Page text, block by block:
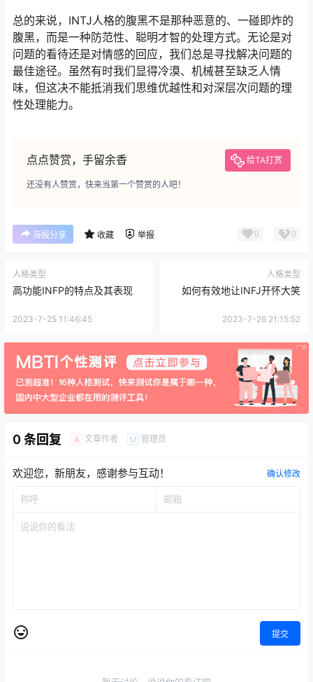
总的来说，INTJ人格的腹黑不是那种恶意的、一碰即炸的
腹黑，而是一种防范性、聪明才智的处理方式。无论是对
问题的看待还是对情感的回应，我们总是寻找解决问题的
最佳途径。虽然有时我们显得冷漠、机械甚至缺乏人情
味，但这决不能抵消我们思维优越性和对深层次问题的理
性处理能力。
点点赞赏，手留余香 给TA打赏
还没有人赞赏，快来当第一个赞赏的人吧！
海报分享 收藏 举报 0 0
人格类型
高功能INFP的特点及其表现
2023-7-25 11:46:45
人格类型
如何有效地让INFJ开怀大笑
2023-7-26 21:15:52
0 条回复 A 文章作者 M 管理员
欢迎您，新朋友，感谢参与互动！ 确认修改
提交